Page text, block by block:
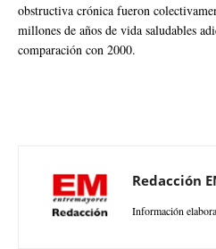
obstructiva crónica fueron
millones de años de vida saludables
comparación con 2000.
Redacción
Información